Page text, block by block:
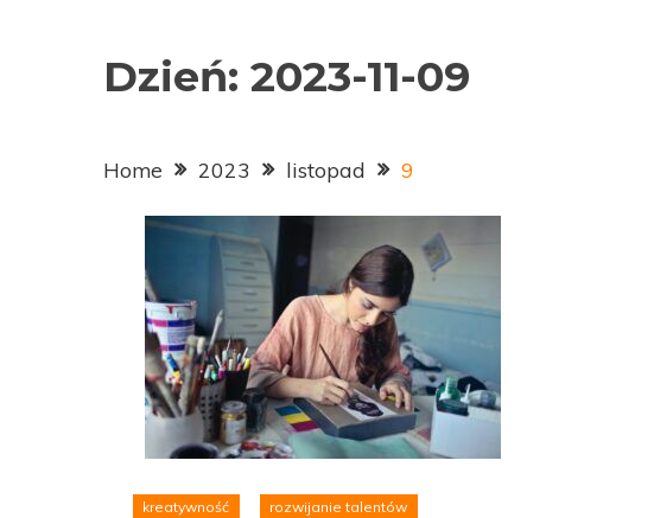
Dzień: 2023-11-09
Home 2023 listopad 9
kreatywność rozwijanie talentów